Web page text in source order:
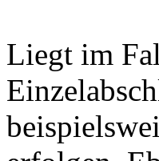
Liegt im